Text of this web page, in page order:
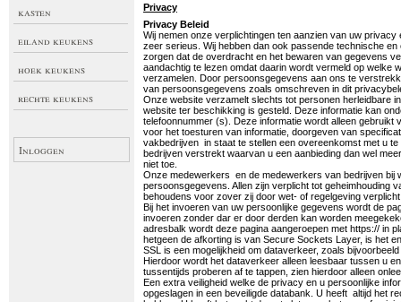
kasten
eiland keukens
hoek keukens
rechte keukens
Inloggen
Privacy
Privacy Beleid
Wij nemen onze verplichtingen ten aanzien van uw
zeer serieus. Wij hebben dan ook passende technische
zorgen dat de overdracht en het bewaren van gegevens
aandachtig te lezen omdat daarin wordt vermeld op welke
verzamelen. Door persoonsgegevens aan ons te
van persoonsgegevens zoals omschreven in dit
Onze website verzamelt slechts tot personen herleidbare
website ter beschikking is gesteld. Deze informatie kan
telefoonnummer (s). Deze informatie wordt alleen gebruikt
voor het toesturen van informatie, doorgeven van
vakbedrijven in staat te stellen een overeenkomst met u
bedrijven verstrekt waarvan u een aanbieding dan wel
niet toe.
Onze medewerkers en de medewerkers van bedrijven bij
persoonsgegevens. Allen zijn verplicht tot geheimhouding
behoudens voor zover zij door wet- of regelgeving
Bij het invoeren van uw persoonlijke gegevens wordt de
invoeren zonder dar er door derden kan worden
adresbalk wordt deze pagina aangeroepen met https:// in
hetgeen de afkorting is van Secure Sockets Layer, is het
SSL is een mogelijkheid om dataverkeer, zoals
Hierdoor wordt het dataverkeer alleen leesbaar tussen u
tussentijds proberen af te tappen, zien hierdoor alleen
Een extra veiligheid welke de privacy en u persoonlijke
opgeslagen in een beveiligde databank. U heeft altijd het